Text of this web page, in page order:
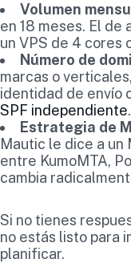
Volumen
en 18 meses. El de
un VPS de 4 cores
Número de
marcas o
identidad de envío
SPF independiente.
Estrategia de
Mautic le dice a un
entre KumoMTA,
cambia
Si no tienes
no estás listo para
planificar.